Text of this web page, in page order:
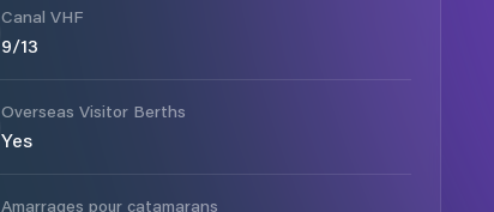
Canal VHF
9/13
Overseas Visitor Berths
Yes
Amarrages pour catamarans